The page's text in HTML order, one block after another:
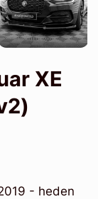
XE
- heden